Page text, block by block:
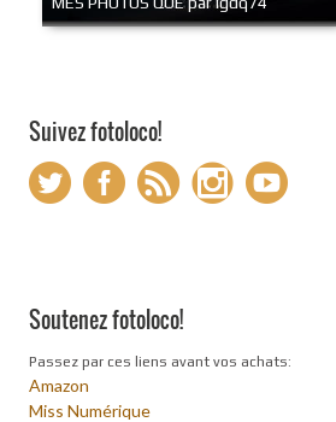
Suivez fotoloco!
Soutenez fotoloco!
Passez par ces liens avant vos achats:
Amazon
Miss Numérique